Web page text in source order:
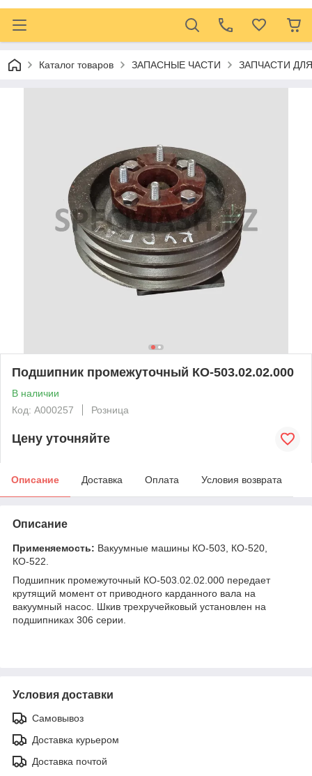
Каталог товаров ЗАПАСНЫЕ ЧАСТИ ЗАПЧАСТИ
Подшипник промежуточный КО-503.02.02.000
В наличии
Код: А000257
Розница
Цену уточняйте
Описание Доставка Оплата Условия возврата
Описание
Применяемость: Вакуумные машины КО-503, КО-520,
КО-522.
Подшипник промежуточный КО-503.02.02.000 передает
крутящий момент от приводного карданного вала на
вакуумный насос. Шкив трехручейковый установлен на
подшипниках 306 серии.
Условия доставки
Самовывоз
Доставка курьером
Доставка почтой